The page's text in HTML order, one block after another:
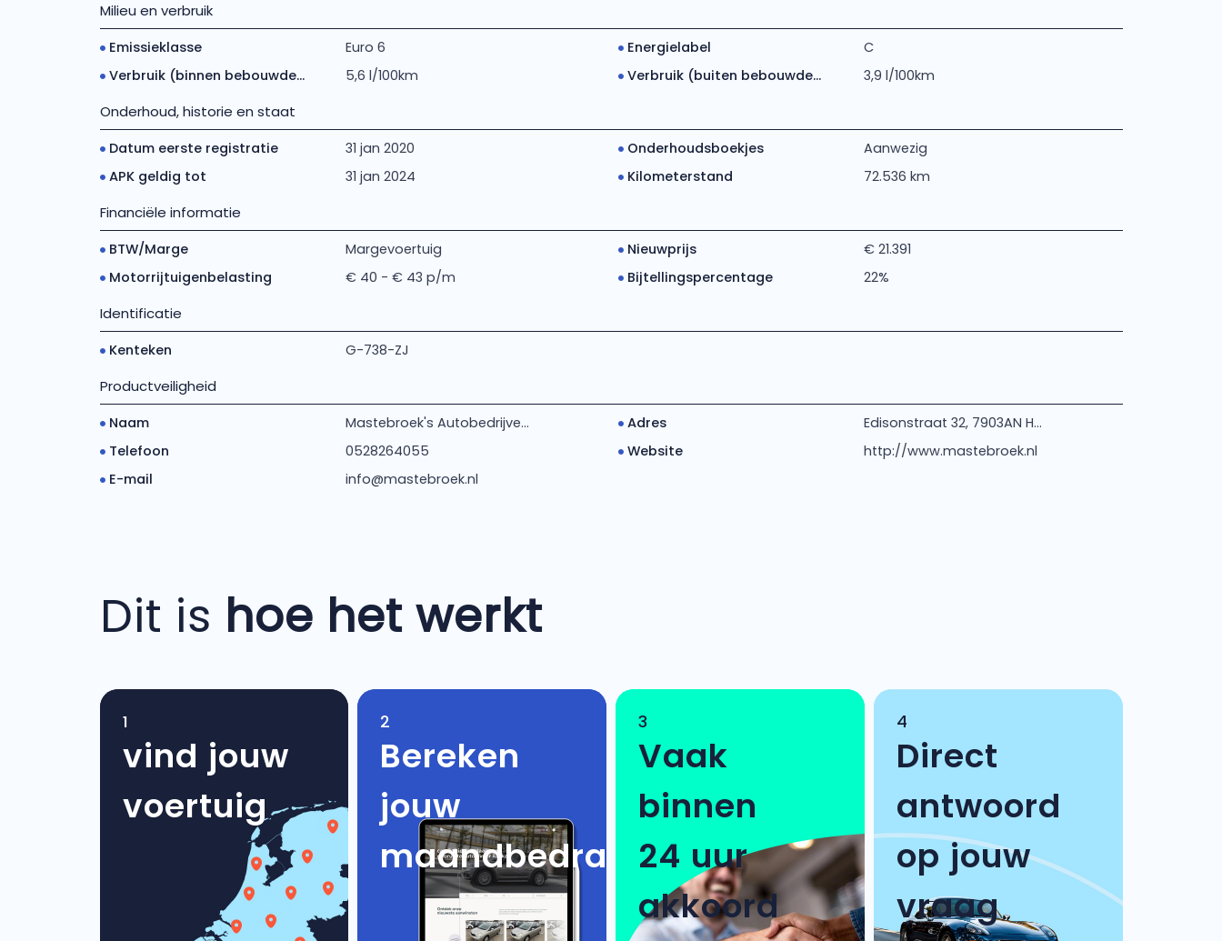
Milieu en verbruik
Emissieklasse Euro 6 Energielabel
C
Verbruik (binnen bebouwde...
5,6 l/100km Verbruik (buiten bebouwde... 3,9 l/100km
Onderhoud, historie en staat
Datum eerste registratie 31 jan 2020 Onderhoudsboekjes
Aanwezig
APK geldig tot
31 jan 2024 Kilometerstand 72.536 km
Financiële informatie
BTW/Marge Margevoertuig Nieuwprijs
€ 21.391
Motorrijtuigenbelasting
€ 40 - € 43 p/m Bijtellingspercentage 22%
Identificatie
Kenteken G-738-ZJ
Productveiligheid
Naam Mastebroek's Autobedrijve... Adres
Edisonstraat 32, 7903AN H...
Telefoon
0528264055 Website
http://www.mastebroek.nl
E-mail
info@mastebroek.nl
Dit is hoe het werkt
1
vind jouw
voertuig
2
Bereken
jouw
maandbedrag
3
Vaak
binnen
24 uur
akkoord
4
Direct
antwoord
op jouw
vraag